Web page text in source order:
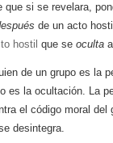
si se revelara,
de un acto
hostil que se oculta
de un grupo es la
es la ocultación. La
el código moral
desintegra.